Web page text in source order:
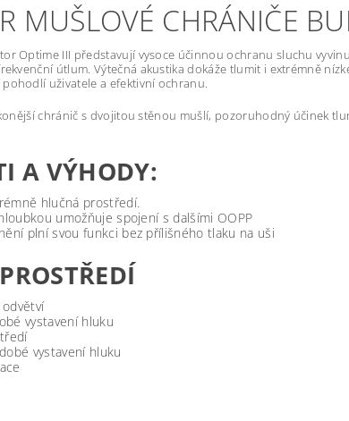
MUŠLOVÉ CHRÁNIČE
Optime III představují vysoce účinnou ochranu sluchu
útlum. Výtečná akustika dokáže tlumit i extrémně
uživatele a efektivní ochranu.
chránič s dvojitou stěnou mušlí, pozoruhodný účinek
A VÝHODY:
hlučná prostředí.
umožňuje spojení s dalšími OOPP
plní svou funkci bez přílišného tlaku na uši
vystavení hluku
vystavení hluku